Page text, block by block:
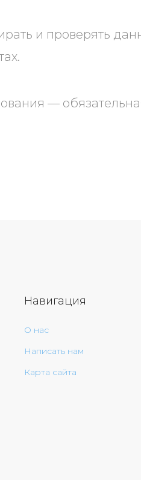
и проверять
—
Навигация
О нас
Написать нам
Карта сайта